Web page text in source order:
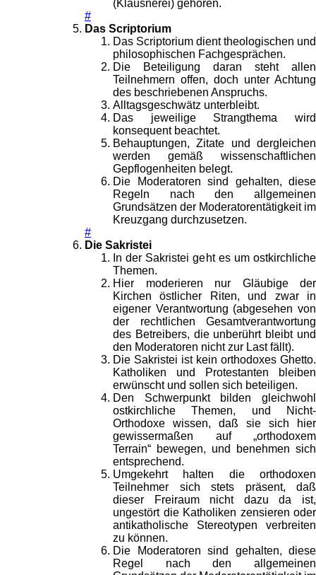
(Klausnerei) gehören.
#
Das Scriptorium
Das Scriptorium dient theologischen und
philosophischen Fachgesprächen.
Die Beteiligung daran steht allen
Teilnehmern offen, doch unter Achtung
des beschriebenen Anspruchs.
Alltagsgeschwätz unterbleibt.
Das jeweilige Strangthema wird
konsequent beachtet.
Behauptungen, Zitate und dergleichen
werden gemäß wissenschaftlichen
Gepflogenheiten belegt.
Die Moderatoren sind gehalten, diese
Regeln nach den allgemeinen
Grundsätzen der Moderatorentätigkeit im
Kreuzgang durchzusetzen.
#
Die Sakristei
In der Sakristei geht es um ostkirchliche
Themen.
Hier moderieren nur Gläubige der
Kirchen östlicher Riten, und zwar in
eigener Verantwortung (abgesehen von
der rechtlichen Gesamtverantwortung
des Betreibers, die unberührt bleibt und
den Moderatoren nicht zur Last fällt).
Die Sakristei ist kein orthodoxes Ghetto.
Katholiken und Protestanten bleiben
erwünscht und sollen sich beteiligen.
Den Schwerpunkt bilden gleichwohl
ostkirchliche Themen, und Nicht-
Orthodoxe wissen, daß sie sich hier
gewissermaßen auf „orthodoxem
Terrain“ bewegen, und benehmen sich
entsprechend.
Umgekehrt halten die orthodoxen
Teilnehmer sich stets präsent, daß
dieser Freiraum nicht dazu da ist,
ungestört die Katholiken zensieren oder
antikatholische Stereotypen verbreiten
zu können.
Die Moderatoren sind gehalten, diese
Regel nach den allgemeinen